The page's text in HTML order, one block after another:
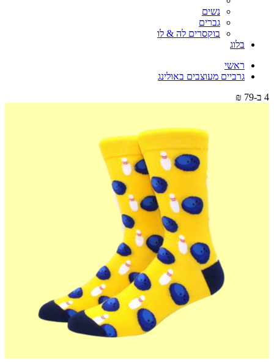
נשים
גברים
בוקסרים לה & לו
בלוג
ראשי
גרביים מעוצבים באולינג
4 ב-79 ₪